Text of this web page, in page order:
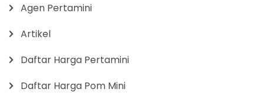
Agen Pertamini
Artikel
Daftar Harga Pertamini
Daftar Harga Pom Mini